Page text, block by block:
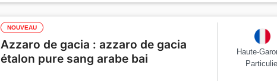
NOUVEAU
Azzaro de gacia : azzaro de gacia
étalon pure sang arabe bai
Haute-